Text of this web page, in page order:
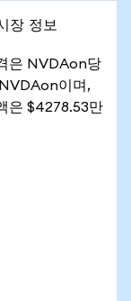
정보
은 NVDAon당
이며,
은 $4278.53만